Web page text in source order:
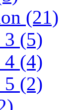
(21)
3 (5)
4 (4)
5 (2)